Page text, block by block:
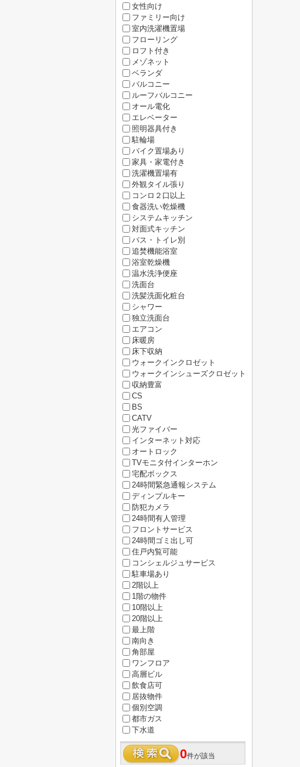
女性向け
ファミリー向け
室内洗濯機置場
フローリング
ロフト付き
メゾネット
ベランダ
バルコニー
ルーフバルコニー
オール電化
エレベーター
照明器具付き
駐輪場
バイク置場あり
家具・家電付き
洗濯機置場有
外観タイル張り
コンロ２口以上
食器洗い乾燥機
システムキッチン
対面式キッチン
バス・トイレ別
追焚機能浴室
浴室乾燥機
温水洗浄便座
洗面台
洗髪洗面化粧台
シャワー
独立洗面台
エアコン
床暖房
床下収納
ウォークインクロゼット
ウォークインシューズクロゼット
収納豊富
CS
BS
CATV
光ファイバー
インターネット対応
オートロック
TVモニタ付インターホン
宅配ボックス
24時間緊急通報システム
ディンプルキー
防犯カメラ
24時間有人管理
フロントサービス
24時間ゴミ出し可
住戸内覧可能
コンシェルジュサービス
駐車場あり
2階以上
1階の物件
10階以上
20階以上
最上階
南向き
角部屋
ワンフロア
高層ビル
飲食店可
居抜物件
個別空調
都市ガス
下水道
0件が該当